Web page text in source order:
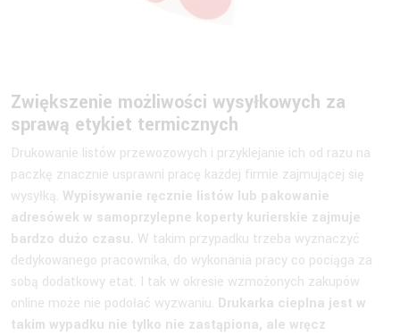
Zwiększenie możliwości wysyłkowych za
sprawą etykiet termicznych
Drukowanie listów przewozowych i przyklejanie ich od razu na
paczkę znacznie usprawni pracę każdej firmie zajmującej się
wysyłką. Wypisywanie ręcznie listów lub pakowanie
adresówek w samoprzylepne koperty kurierskie zajmuje
bardzo dużo czasu. W takim przypadku trzeba wyznaczyć
dedykowanego pracownika, do wykonania pracy co pociąga za
sobą dodatkowy etat. I tak w okresie wzmożonych zakupów
online może nie podołać wyzwaniu. Drukarka cieplna jest w
takim wypadku nie tylko nie zastąpiona, ale wręcz